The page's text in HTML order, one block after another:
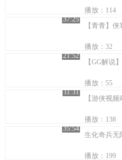
播放：114
37:25
播放：32
21:52
播放：55
11:31
播放：138
35:54
生化奇兵无
播放：199